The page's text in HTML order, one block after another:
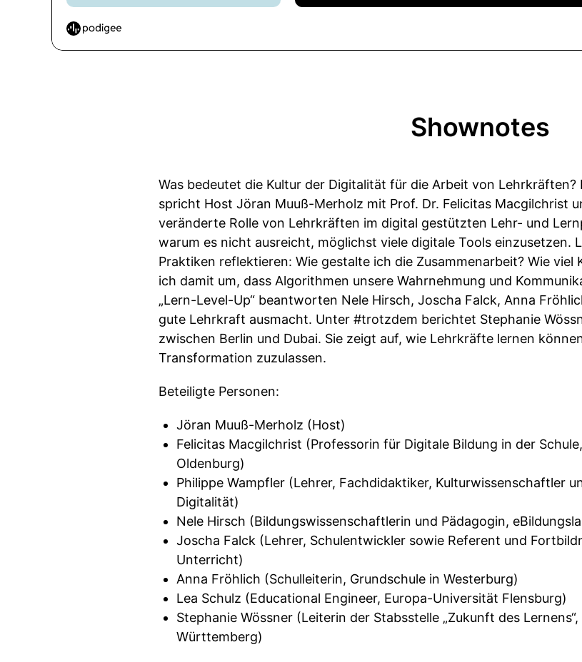
Shownotes
Was bedeutet die Kultur der Digitalität für die Arbeit von
spricht Host Jöran Muuß-Merholz mit Prof. Dr. Felicitas Macgilchrist
veränderte Rolle von Lehrkräften im digital gestützten Lehr- und
warum es nicht ausreicht, möglichst viele digitale Tools einzusetzen.
Praktiken reflektieren: Wie gestalte ich die Zusammenarbeit? Wie viel
ich damit um, dass Algorithmen unsere Wahrnehmung und
„Lern-Level-Up“ beantworten Nele Hirsch, Joscha Falck, Anna
gute Lehrkraft ausmacht. Unter #trotzdem berichtet Stephanie
zwischen Berlin und Dubai. Sie zeigt auf, wie Lehrkräfte lernen
Transformation zuzulassen.
Beteiligte Personen:
Jöran Muuß-Merholz (Host)
Felicitas Macgilchrist (Professorin für Digitale Bildung in der
Oldenburg)
Philippe Wampfler (Lehrer, Fachdidaktiker, Kulturwissenschaftler
Digitalität)
Nele Hirsch (Bildungswissenschaftlerin und Pädagogin,
Joscha Falck (Lehrer, Schulentwickler sowie Referent und
Unterricht)
Anna Fröhlich (Schulleiterin, Grundschule in Westerburg)
Lea Schulz (Educational Engineer, Europa-Universität Flensburg)
Stephanie Wössner (Leiterin der Stabsstelle „Zukunft des
Württemberg)